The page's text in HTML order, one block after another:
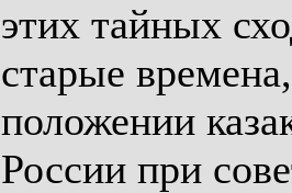
этих тайных
старые
положении
России при